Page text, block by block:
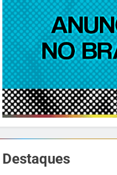
Destaques